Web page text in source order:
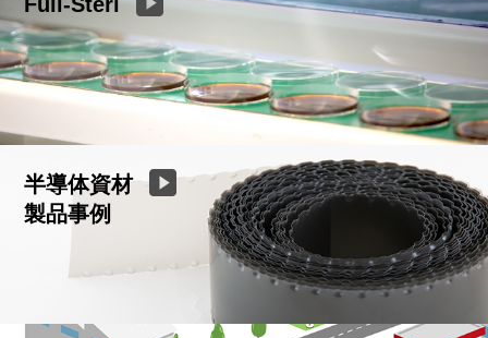
半導体資材
製品事例